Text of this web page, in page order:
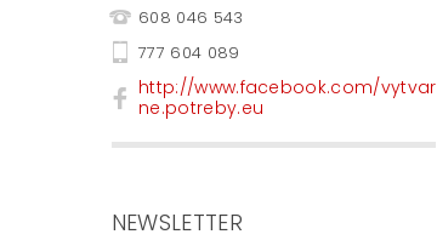
608 046 543
777 604 089
http://www.facebook.com/vytvar
ne.potreby.eu
NEWSLETTER